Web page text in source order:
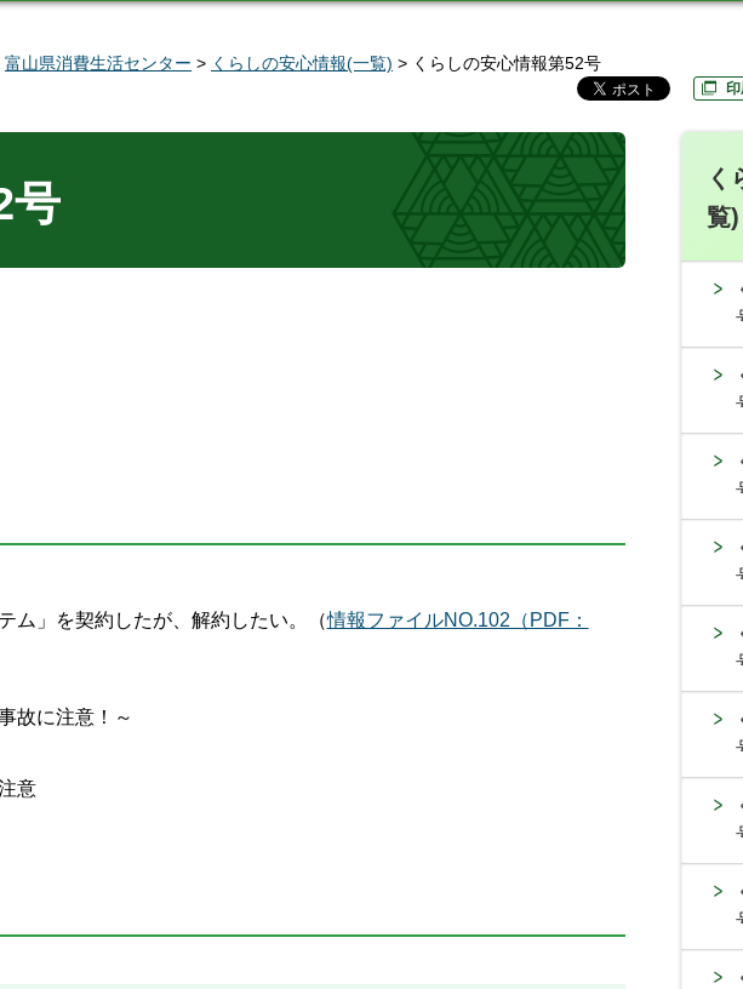
富山県消費生活センター > くらしの安心情報(一覧) > くらしの安心情報第52号
印
号
ム」を契約したが、解約したい。（情報ファイルNO.102（PDF：
故に注意！～
意
く
覧)